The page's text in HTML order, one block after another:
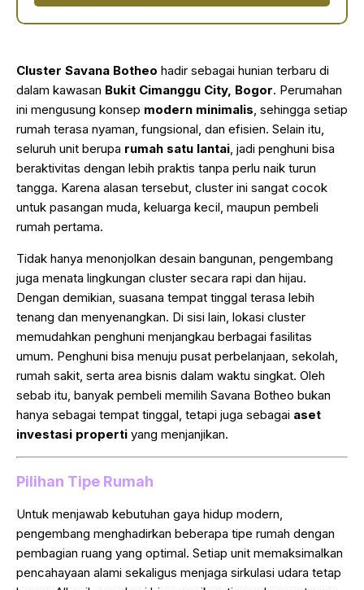
Cluster Savana Botheo hadir sebagai hunian terbaru di
dalam kawasan Bukit Cimanggu City, Bogor. Perumahan
ini mengusung konsep modern minimalis, sehingga setiap
rumah terasa nyaman, fungsional, dan efisien. Selain itu,
seluruh unit berupa rumah satu lantai, jadi penghuni bisa
beraktivitas dengan lebih praktis tanpa perlu naik turun
tangga. Karena alasan tersebut, cluster ini sangat cocok
untuk pasangan muda, keluarga kecil, maupun pembeli
rumah pertama.
Tidak hanya menonjolkan desain bangunan, pengembang
juga menata lingkungan cluster secara rapi dan hijau.
Dengan demikian, suasana tempat tinggal terasa lebih
tenang dan menyenangkan. Di sisi lain, lokasi cluster
memudahkan penghuni menjangkau berbagai fasilitas
umum. Penghuni bisa menuju pusat perbelanjaan, sekolah,
rumah sakit, serta area bisnis dalam waktu singkat. Oleh
sebab itu, banyak pembeli memilih Savana Botheo bukan
hanya sebagai tempat tinggal, tetapi juga sebagai aset
investasi properti yang menjanjikan.
Pilihan Tipe Rumah
Untuk menjawab kebutuhan gaya hidup modern,
pengembang menghadirkan beberapa tipe rumah dengan
pembagian ruang yang optimal. Setiap unit memaksimalkan
pencahayaan alami sekaligus menjaga sirkulasi udara tetap